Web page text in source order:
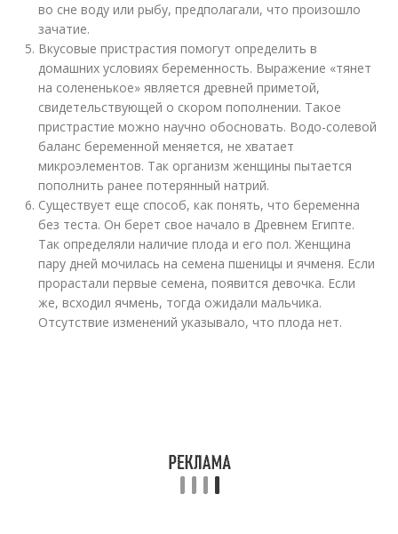
во сне воду или рыбу, предполагали, что произошло
зачатие.
Вкусовые пристрастия помогут определить в
домашних условиях беременность. Выражение «тянет
на солененькое» является древней приметой,
свидетельствующей о скором пополнении. Такое
пристрастие можно научно обосновать. Водо-солевой
баланс беременной меняется, не хватает
микроэлементов. Так организм женщины пытается
пополнить ранее потерянный натрий.
Существует еще способ, как понять, что беременна
без теста. Он берет свое начало в Древнем Египте.
Так определяли наличие плода и его пол. Женщина
пару дней мочилась на семена пшеницы и ячменя. Если
прорастали первые семена, появится девочка. Если
же, всходил ячмень, тогда ожидали мальчика.
Отсутствие изменений указывало, что плода нет.